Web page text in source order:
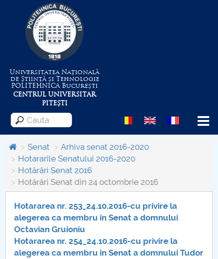
Universitatea Națională
de Știință și Tehnologie
POLITEHNICABucurești
CENTRUL UNIVERSITAR
PITEȘTI
Menu
Despre Universitate
Centrul de Management al Proiectelor
Consiliul de Administratie
Nr. de telefon si adrese Facultăți
Senat
Arhiva senat 2016-2020
Hotararile Senatului 2016-2020
Hotărâri Senat 2016
Hotărâri Senat din 24 octombrie 2016
Hotararea nr. 253_24.10.2016-cu privire la
alegerea ca membru în Senat a domnului
Octavian Gruioniu
Hotararea nr. 254_24.10.2016-cu privire la
alegerea ca membru în Senat a domnului Tudor